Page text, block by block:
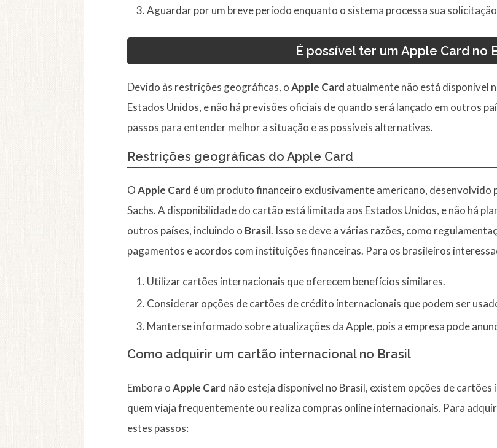
Aguardar por um breve período enquanto o sistema processa sua
É possível ter um Apple Card no
Devido às restrições geográficas, oApple Card atualmente não está disponível
Estados Unidos, e não há previsões oficiais de quando será lançado em outros
passos para entender melhor a situação e as possíveis alternativas.
Restrições geográficas do Apple Card
OApple Card é um produto financeiro exclusivamente americano, desenvolvido
Sachs. A disponibilidade do cartão está limitada aos Estados Unidos, e não há
outros países, incluindo o Brasil. Isso se deve a várias razões, como
pagamentos e acordos com instituições financeiras. Para os brasileiros
Utilizar cartões internacionais que oferecem benefícios similares.
Considerar opções de cartões de crédito internacionais que podem ser
Manterse informado sobre atualizações da Apple, pois a empresa pode
Como adquirir um cartão internacional no Brasil
Embora oApple Card não esteja disponível no Brasil, existem opções de
quem viaja frequentemente ou realiza compras online internacionais. Para
estes passos: